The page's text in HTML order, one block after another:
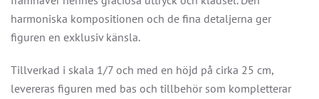
harmoniska kompositionen och de fina detaljerna ger
figuren en exklusiv känsla.
Tillverkad i skala 1/7 och med en höjd på cirka 25 cm,
levereras figuren med bas och tillbehör som kompletterar